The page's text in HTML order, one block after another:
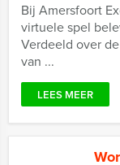
Bij Amersfoort
virtuele spel
Verdeeld over
van ...
LEES MEER